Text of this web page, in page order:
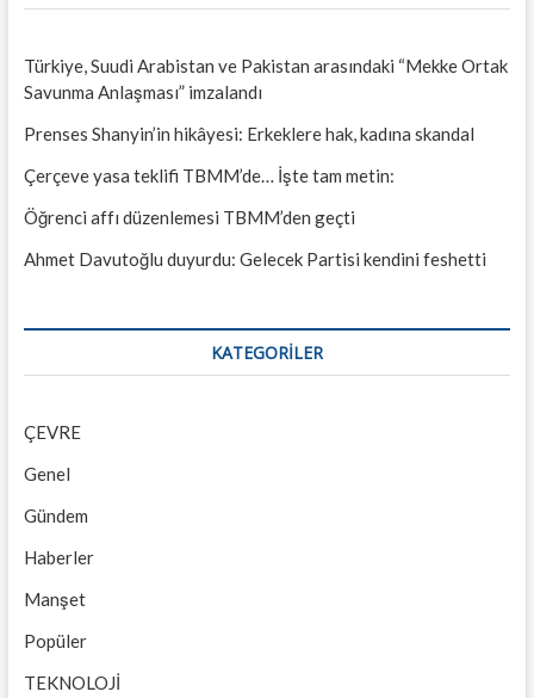
Türkiye, Suudi Arabistan ve Pakistan arasındaki “Mekke Ortak
Savunma Anlaşması” imzalandı
Prenses Shanyin’in hikâyesi: Erkeklere hak, kadına skandal
Çerçeve yasa teklifi TBMM’de… İşte tam metin:
Öğrenci affı düzenlemesi TBMM’den geçti
Ahmet Davutoğlu duyurdu: Gelecek Partisi kendini feshetti
KATEGORILER
ÇEVRE
Genel
Gündem
Haberler
Manşet
Popüler
TEKNOLOJİ